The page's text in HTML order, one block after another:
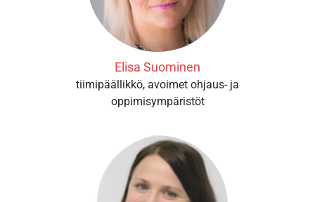
Elisa Suominen
tiimipäällikkö, avoimet ohjaus- ja
oppimisympäristöt